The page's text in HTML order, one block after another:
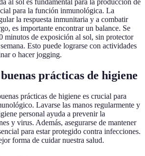
al sol es fundamental para la producción de
para la función inmunológica. La
la respuesta inmunitaria y a combatir
es importante encontrar un balance. Se
minutos de exposición al sol, sin protector
Esto puede lograrse con actividades
o hacer jogging.
prácticas de higiene
prácticas de higiene es crucial para
Lavarse las manos regularmente y
personal ayuda a prevenir la
y virus. Además, asegurarse de mantener
para estar protegido contra infecciones.
forma de cuidar nuestra salud.